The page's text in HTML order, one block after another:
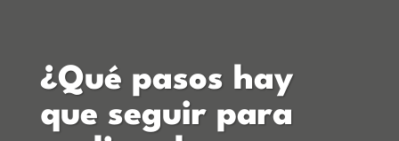
¿Qué pasos hay
que seguir para